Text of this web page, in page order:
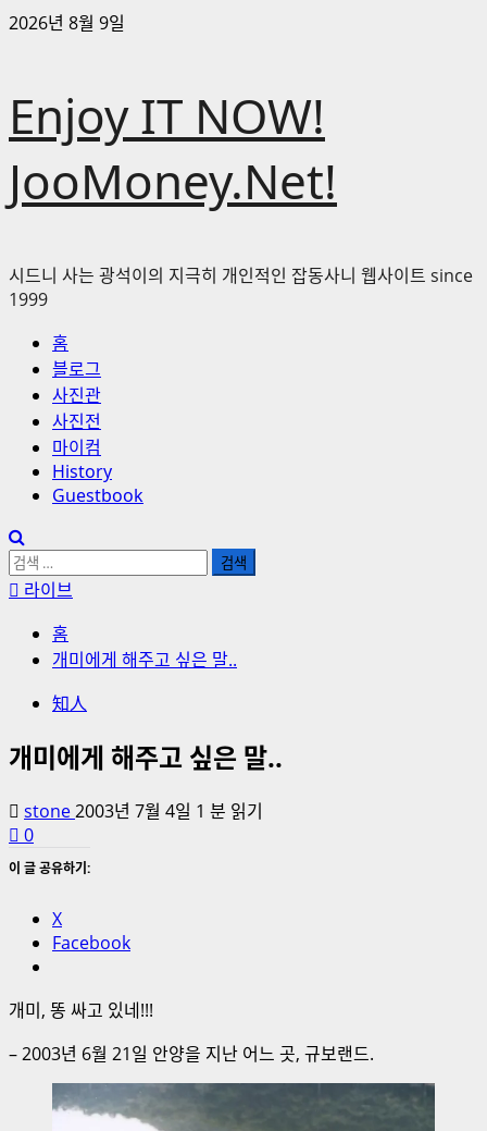
콘
로
바
기
2026년 8월 9일
Enjoy IT NOW!
JooMoney.Net!
시드니 사는 광석이의 지극히 개인적인 잡동사니 웹사이트 since
1999
홈
블로그
사진관
사진전
마이컴
History
Guestbook
검
색:라이브
홈
개미에게 해주고 싶은 말..
知人
개미에게 해주고 싶은 말..
stone2003년 7월 4일 1 분 읽기
0
이 글 공유하기:
X
Facebook
개미, 똥 싸고 있네!!!
– 2003년 6월 21일 안양을 지난 어느 곳, 규보랜드.